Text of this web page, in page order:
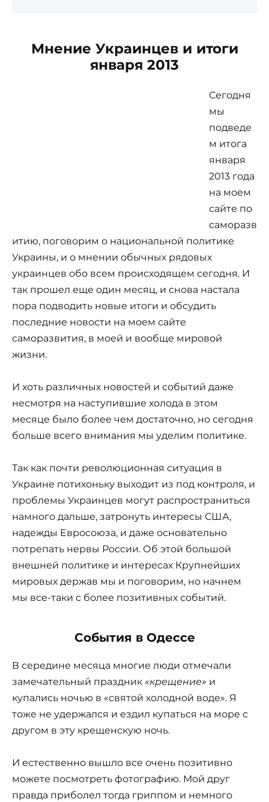
Мнение Украинцев и итоги
января 2013
Сегодня
мы
подведе
м итога
января
2013 года
на моем
сайте по
саморазв
итию, поговорим о национальной политике
Украины, и о мнении обычных рядовых
украинцев обо всем происходящем сегодня. И
так прошел еще один месяц, и снова настала
пора подводить новые итоги и обсудить
последние новости на моем сайте
саморазвития, в моей и вообще мировой
жизни.
И хоть различных новостей и событий даже
несмотря на наступившие холода в этом
месяце было более чем достаточно, но сегодня
больше всего внимания мы уделим политике.
Так как почти революционная ситуация в
Украине потихоньку выходит из под контроля, и
проблемы Украинцев могут распространиться
намного дальше, затронуть интересы США,
надежды Евросоюза, и даже основательно
потрепать нервы России. Об этой большой
внешней политике и интересах Крупнейших
мировых держав мы и поговорим, но начнем
мы все-таки с более позитивных событий.
События в Одессе
В середине месяца многие люди отмечали
замечательный праздник «крещение» и
купались ночью в «святой холодной воде». Я
тоже не удержался и ездил купаться на море с
другом в эту крещенскую ночь.
И естественно вышло все очень позитивно
можете посмотреть фотографию. Мой друг
правда приболел тогда гриппом и немного